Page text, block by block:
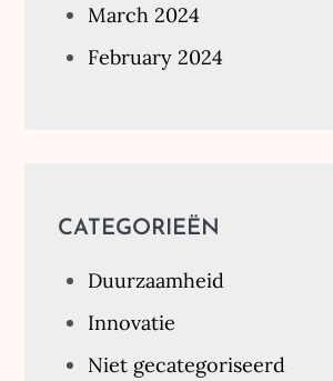
March 2024
February 2024
CATEGORIEËN
Duurzaamheid
Innovatie
Niet gecategoriseerd